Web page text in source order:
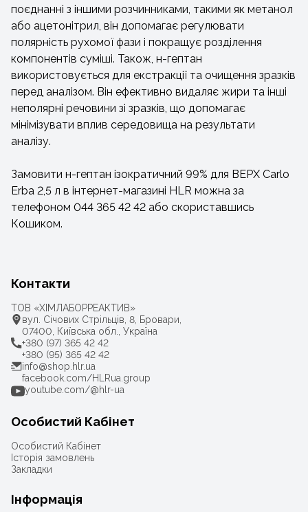
поєднанні з іншими розчинниками, такими як метанол
або ацетонітрил, він допомагає регулювати
полярність рухомої фази і покращує розділення
компонентів суміші. Також, н-гептан
використовується для екстракції та очищення зразків
перед аналізом. Він ефективно видаляє жири та інші
неполярні речовини зі зразків, що допомагає
мінімізувати вплив середовища на результати
аналізу.
Замовити н-гептан ізократичний 99% для ВЕРХ Carlo
Erba 2,5 л в інтернет-магазині HLR можна за
телефоном 044 365 42 42 або скориставшись
Кошиком.
Контакти
ТОВ «ХІМЛАБОРРЕАКТИВ»
вул. Січових Стрільців, 8, Бровари,
07400, Київська обл., Україна
+380 (97) 365 42 42
+380 (95) 365 42 42
info@shop.hlr.ua
facebook.com/HLRua.group
youtube.com/@hlr-ua
Особистий Кабінет
Особистий Кабінет
Історія замовлень
Закладки
Інформація